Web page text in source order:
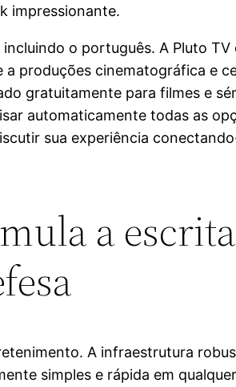
impressionante.
o português. A Pluto
produções cinematográfica e
gratuitamente para filmes e
automaticamente todas as
sua experiência
a
A infraestrutura
simples e rápida em